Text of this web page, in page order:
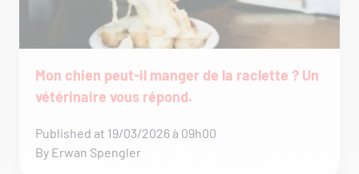
Mon chien peut-il manger de la raclette ? Un
vétérinaire vous répond.
Published at 19/03/2026 à 09h00
By Erwan Spengler